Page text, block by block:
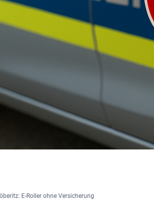
E-Roller ohne Versicherung